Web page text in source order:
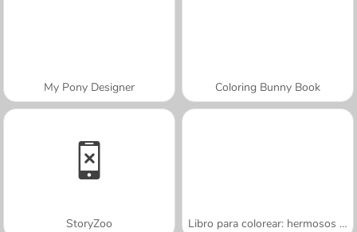
My Pony Designer Coloring Bunny Book
StoryZoo Libro para colorear: hermosos unicornios